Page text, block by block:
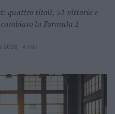
quattro titoli, 51 vittorie e
la Formula 1
2026 · 4 min